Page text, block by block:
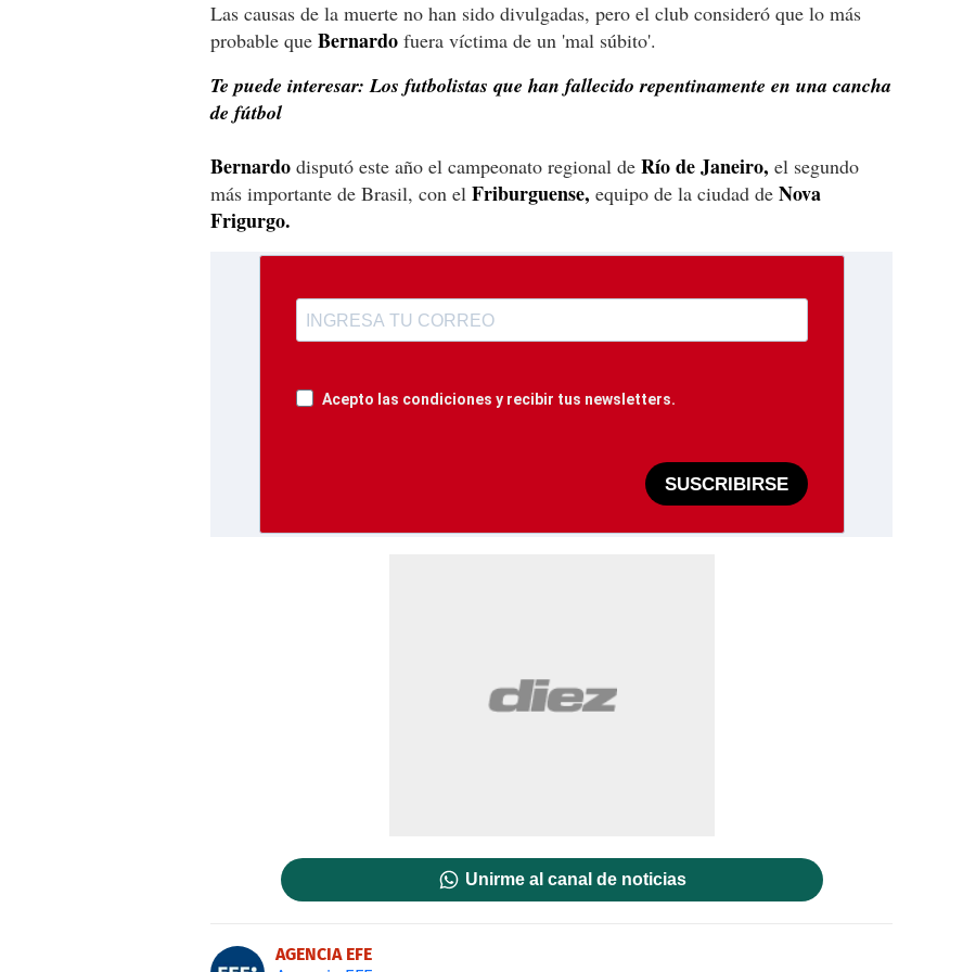
Las causas de la muerte no han sido divulgadas, pero el club consideró que lo más
probable que Bernardo fuera víctima de un 'mal súbito'.
Te puede interesar: Los futbolistas que han fallecido repentinamente en una cancha
de fútbol
Bernardo disputó este año el campeonato regional de Río de Janeiro, el segundo
más importante de Brasil, con el Friburguense, equipo de la ciudad de Nova
Frigurgo.
Acepto las condiciones y recibir tus newsletters.
SUSCRIBIRSE
Unirme al canal de noticias
AGENCIA EFE